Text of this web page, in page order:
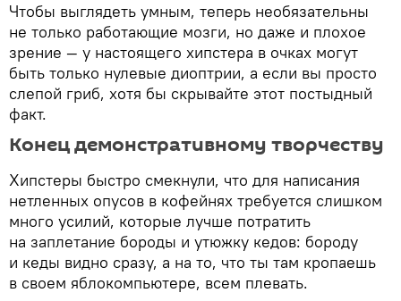
Чтобы выглядеть умным, теперь необязательны
не только работающие мозги, но даже и плохое
зрение — у настоящего хипстера в очках могут
быть только нулевые диоптрии, а если вы просто
слепой гриб, хотя бы скрывайте этот постыдный
факт.
Конец демонстративному творчеству
Хипстеры быстро смекнули, что для написания
нетленных опусов в кофейнях требуется слишком
много усилий, которые лучше потратить
на заплетание бороды и утюжку кедов: бороду
и кеды видно сразу, а на то, что ты там кропаешь
в своем яблокомпьютере, всем плевать.